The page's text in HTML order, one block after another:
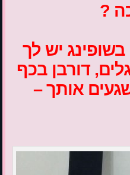
?
יש לך
דורבן בכף
אותך –